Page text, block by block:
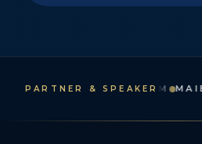
PARTNER & SPEAKER
APPLIEDAI IBM